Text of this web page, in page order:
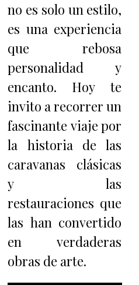
no es solo un estilo,
es una experiencia
que rebosa
personalidad y
encanto. Hoy te
invito a recorrer un
fascinante viaje por
la historia de las
caravanas clásicas
y las
restauraciones que
las han convertido
en verdaderas
obras de arte.